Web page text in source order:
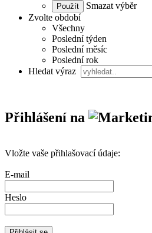
Smazat výběr
Zvolte období
Všechny
Poslední týden
Poslední měsíc
Poslední rok
Hledat výraz
Přihlášení na
Vložte vaše přihlašovací údaje:
E-mail
Heslo